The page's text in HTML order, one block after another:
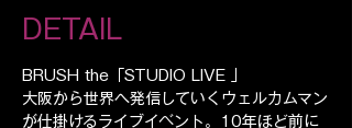
DETAIL
BRUSH the「STUDIO LIVE 」
大阪から世界へ発信していくウェルカムマン
が仕掛けるライブイベント。10年ほど前に